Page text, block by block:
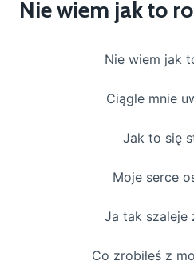
Nie wiem jak to
Nie wiem jak
Ciągle mnie
Jak to się
Moje serce
Ja tak szaleje
Co zrobiłeś z